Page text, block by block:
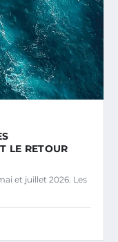
LE RETOUR
et juillet 2026. Les